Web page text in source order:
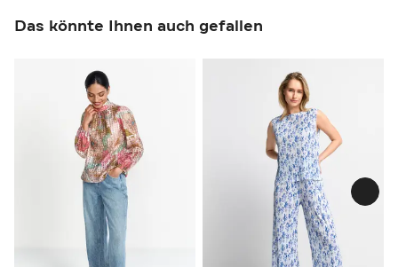
Das könnte Ihnen auch gefallen